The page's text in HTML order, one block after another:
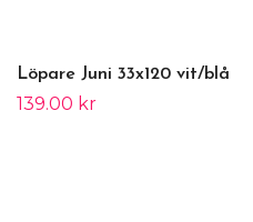
Löpare Juni 33x120 vit/blå
139.00 kr